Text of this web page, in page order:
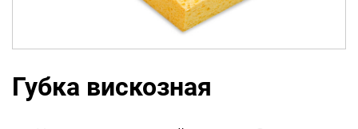
Губка вискозная